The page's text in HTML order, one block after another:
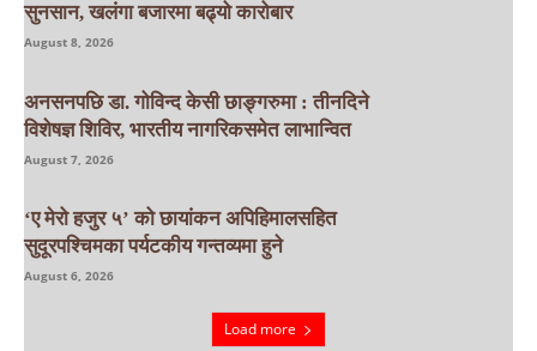
सुनसान, खलंगा बजारमा बढ्यो कारोबार
August 8, 2026
अनसनपछि डा. गोविन्द केसी छाङ्गरुमा : तीनदिने
विशेषज्ञ शिविर, भारतीय नागरिकसमेत लाभान्वित
August 7, 2026
‘ए मेरो हजुर ५’ को छायांकन अपिहिमालसहित
सुदूरपश्चिमका पर्यटकीय गन्तव्यमा हुने
August 6, 2026
Load more